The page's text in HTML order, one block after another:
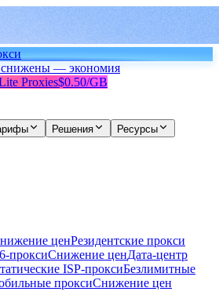
снижены — экономия
Proxies$0.50/GB
Решения
Ресурсы
ценРезидентские прокси
проксиСнижение ценДата-центр
ISP-проксиБезлимитные
проксиСнижение цен